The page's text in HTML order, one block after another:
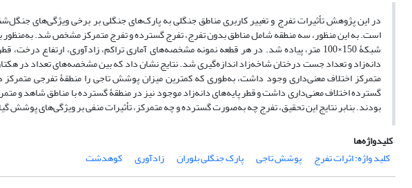
در این پژوهش تأثیرات تفرج و تغییر کاربری مناطق جنگلی به پارک‌های جنگلی بر برخی ویژگی‌های
شبکۀ 150×100 متر، پیاده شد. در هر قطعه نمونه مشخصه‌های آماری تراکم، زادآوری، ارتفاع
دانه‌زاد و تعداد جست درختان شاخه‌زاد اندازه‌گیری شد. نتایج نشان داد که بین مشخصه‌های تعداد در
متمرکز اختلاف معنی‌داری وجود داشت، به‌طوری ‌که کمترین میزان پوشش تاجی را منطقۀ تفرجی
گسترده اختلاف معنی‌داری داشت و قطر پایه‌های دانه‌زاد موجود نیز در منطقۀ گسترده با مناطق شاهد و
بودند. بنابر نتایج این تحقیق، تفرج چه به‌صورت گسترده و چه متمرکز، تأثیرات منفی بر ویژگی‌های
کلیدواژه‌ها
کلید واژه: اثرات تفرج
پوشش تاجی پارک جنگلی بلوران زادآوری کوهدشت